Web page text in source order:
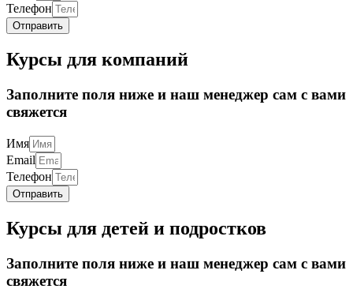
Телефон
Отправить
Курсы для компаний
Заполните поля ниже и наш менеджер сам с вами
свяжется
Имя
Email
Телефон
Отправить
Курсы для детей и подростков
Заполните поля ниже и наш менеджер сам с вами
свяжется